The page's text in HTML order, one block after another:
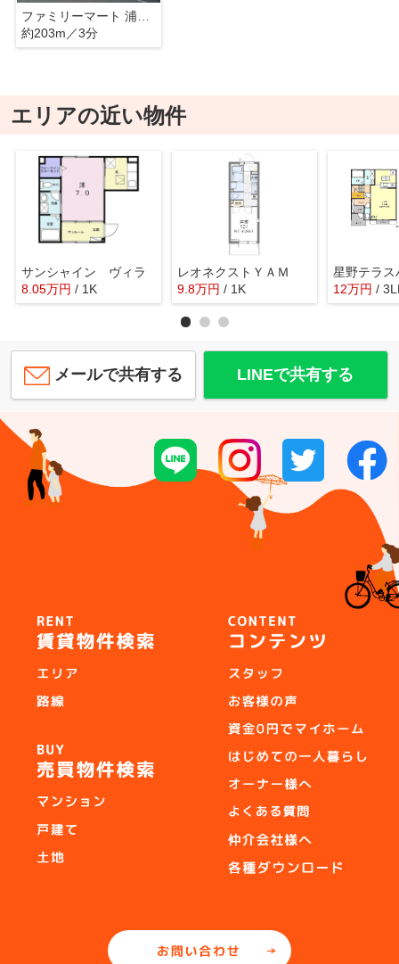
ファミリーマート 浦和根岸店
約203m／3分
エリアの近い物件
サンシャイン ヴィラ
8.05万円 / 1K
レオネクストＹＡＭ
9.8万円 / 1K
星野テラ
12万円 /
メールで共有する LINEで共有する